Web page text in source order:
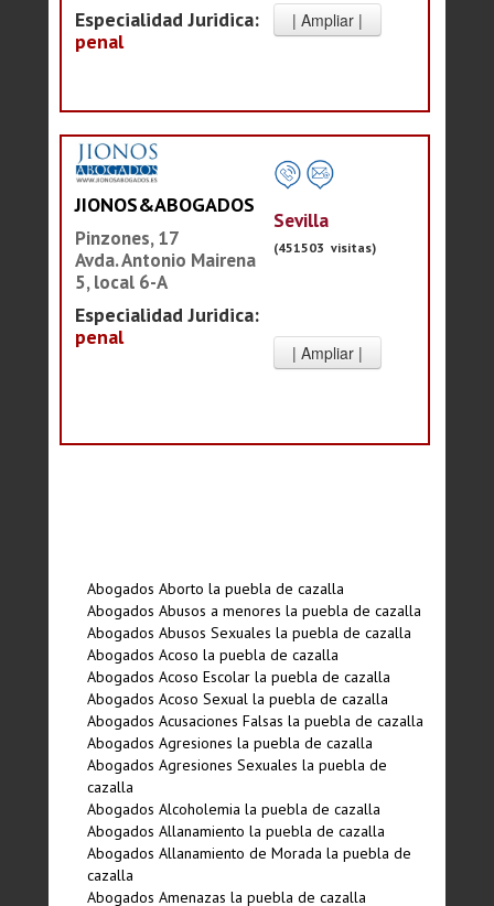
Especialidad Juridica:
penal
JIONOS&ABOGADOS
Pinzones, 17
Avda. Antonio Mairena
5, local 6-A
Especialidad Juridica:
penal
Sevilla
(451503 visitas)
Abogados Aborto la puebla de cazalla
Abogados Abusos a menores la puebla de cazalla
Abogados Abusos Sexuales la puebla de cazalla
Abogados Acoso la puebla de cazalla
Abogados Acoso Escolar la puebla de cazalla
Abogados Acoso Sexual la puebla de cazalla
Abogados Acusaciones Falsas la puebla de cazalla
Abogados Agresiones la puebla de cazalla
Abogados Agresiones Sexuales la puebla de
cazalla
Abogados Alcoholemia la puebla de cazalla
Abogados Allanamiento la puebla de cazalla
Abogados Allanamiento de Morada la puebla de
cazalla
Abogados Amenazas la puebla de cazalla